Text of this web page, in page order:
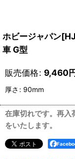
ホビージャパン
車 G型
販売価格: 9,460
厚さ : 90mm
在庫切れです。再入
をいたします。